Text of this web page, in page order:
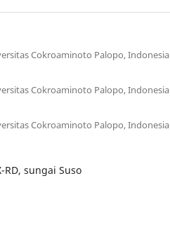
Cokroaminoto Palopo, Indonesia
Cokroaminoto Palopo, Indonesia
Cokroaminoto Palopo, Indonesia
RD, sungai Suso